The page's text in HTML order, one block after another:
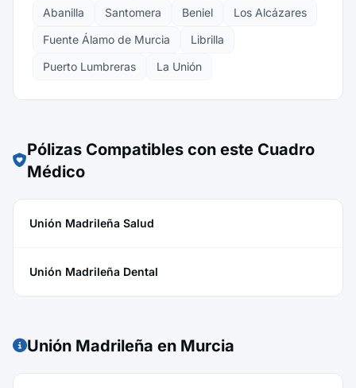
Abanilla
Santomera Beniel
Los Alcázares
Fuente Álamo de Murcia
Librilla
Puerto Lumbreras
La Unión
Pólizas Compatibles con este Cuadro
Médico
Unión Madrileña Salud
Unión Madrileña Dental
Unión Madrileña en Murcia